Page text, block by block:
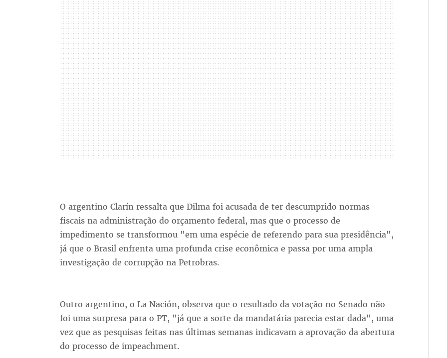
O argentino Clarín ressalta que Dilma foi acusada de ter descumprido normas
fiscais na administração do orçamento federal, mas que o processo de
impedimento se transformou "em uma espécie de referendo para sua presidência",
já que o Brasil enfrenta uma profunda crise econômica e passa por uma ampla
investigação de corrupção na Petrobras.
Outro argentino, o La Nación, observa que o resultado da votação no Senado não
foi uma surpresa para o PT, "já que a sorte da mandatária parecia estar dada", uma
vez que as pesquisas feitas nas últimas semanas indicavam a aprovação da abertura
do processo de impeachment.